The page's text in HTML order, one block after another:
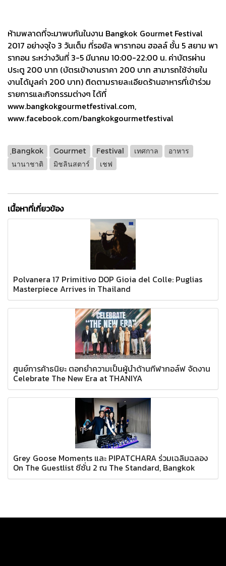
ห้ามพลาดที่จะมาพบกันในงาน Bangkok Gourmet Festival
2017 อย่างจุใจ 3 วันเต็ม ที่รอยัล พารากอน ฮอลล์ ชั้น 5 สยาม พา
รากอน ระหว่างวันที่ 3-5 มีนาคม 10:00-22:00 น. ค่าบัตรผ่าน
ประตู 200 บาท (บัตรเข้างานราคา 200 บาท สามารถใช้จ่ายใน
งานได้มูลค่า 200 บาท) ติดตามรายละเอียดร้านอาหารที่เข้าร่วม
รายการและกิจกรรมต่างๆ ได้ที่
www.bangkokgourmetfestival.com,
www.facebook.com/bangkokgourmetfestival
ฺBangkok Gourmet Festival เทศกาล
อาหาร
นานาชาติ
มิชลินสตาร์ เชฟ
เนื้อหาที่เกี่ยวข้อง
Polvanera 17 Primitivo DOP Gioia del Colle: Puglias
Masterpiece Arrives in Thailand
ศูนย์การค้าธนิยะ ตอกย้ำความเป็นผู้นำด้านกีฬากอล์ฟ จัดงาน
Celebrate The New Era at THANIYA
Grey Goose Moments และ PIPATCHARA ร่วมเฉลิมฉลอง
On The Guestlist ซีซั่น 2 ณ The Standard, Bangkok